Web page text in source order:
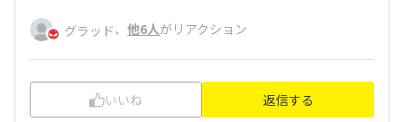
グラッド、 他6人がリアクション
いいね 返信する